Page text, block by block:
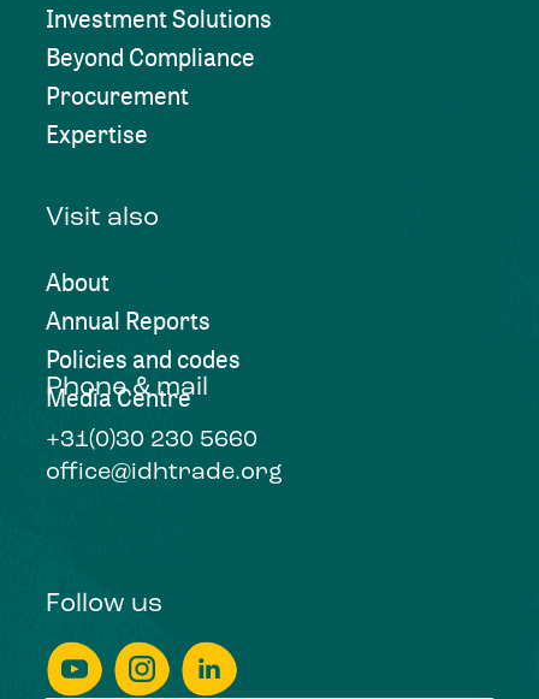
Investment Solutions
Beyond Compliance
Procurement
Expertise
Visit also
About
Annual Reports
Policies and codes
Media Centre
Phone & mail
+31(0)30 230 5660
office@idhtrade.org
Follow us